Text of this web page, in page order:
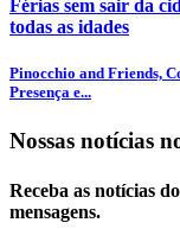
Férias sem sair da
todas as idades
Pinocchio and Friends,
Presença e...
Nossas notícias
Receba as notícias
mensagens.